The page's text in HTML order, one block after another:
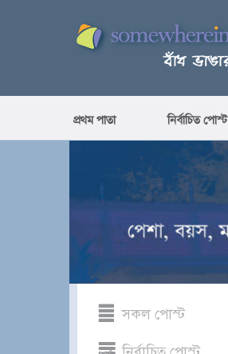
প্রথম পাতা নির্বাচিত পোস্ট
সকল পোস্ট